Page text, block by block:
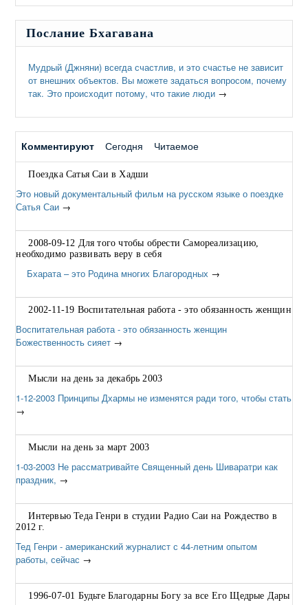
Послание Бхагавана
Мудрый (Джняни) всегда счастлив, и это счастье не зависит
от внешних объектов. Вы можете задаться вопросом, почему
так. Это происходит потому, что такие люди →
Комментируют Сегодня Читаемое
Поездка Сатья Саи в Хадши
Это новый документальный фильм на русском языке о поездке
Сатья Саи →
2008-09-12 Для того чтобы обрести Самореализацию,
необходимо развивать веру в себя
Бхарата – это Родина многих Благородных →
2002-11-19 Воспитательная работа - это обязанность женщин
Воспитательная работа - это обязанность женщин
Божественность сияет →
Мысли на день за декабрь 2003
1-12-2003 Принципы Дхармы не изменятся ради того, чтобы стать
→
Мысли на день за март 2003
1-03-2003 Не рассматривайте Священный день Шиваратри как
праздник, →
Интервью Теда Генри в студии Радио Саи на Рождество в
2012 г.
Тед Генри - американский журналист с 44-летним опытом
работы, сейчас →
1996-07-01 Будьте Благодарны Богу за все Его Щедрые Дары